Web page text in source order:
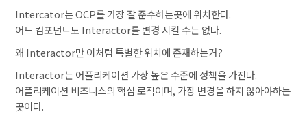
Intercator는 OCP를 가장 잘 준수하는곳에 위치한다.
어느 컴포넌트도 Interactor를 변경 시킬 수는 없다.
왜 Interactor만 이처럼 특별한 위치에 존재하는거?
Interactor는 어플리케이션 가장 높은 수준에 정책을 가진다.
어플리케이션 비즈니스의 핵심 로직이며, 가장 변경을 하지 않아야하는
곳이다.